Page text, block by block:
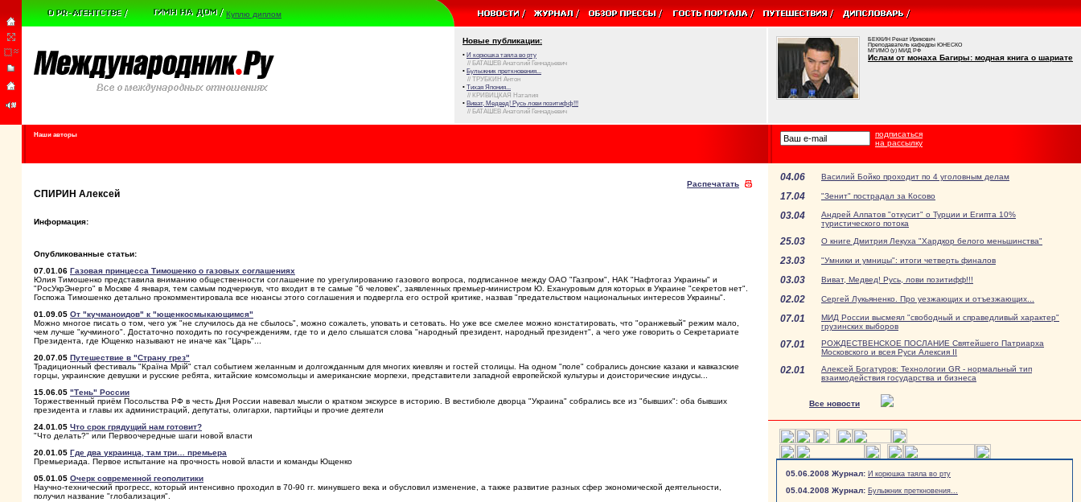
Куплю диплом
Новые публикации:
• И корюшка таяла во рту
// БАТАШЕВ Анатолий Геннадьевич
• Булыжник преткновения...
// ТРУБКИН Антон
• Тихая Япония...
// КРИВИЦКАЯ Наталия
• Виват, Медвед! Русь лови позитифф!!!
// БАТАШЕВ Анатолий Геннадьевич
БЕККИН Ренат Ирикович
Преподаватель кафедры ЮНЕСКО
МГИМО (у) МИД РФ
Ислам от монаха Багиры: модная книга о шариате
Наши авторы
подписаться
на рассылку
Распечатать
СПИРИН Алексей
Информация:
Опубликованные статьи:
07.01.06 Газовая принцесса Тимошенко о газовых соглашениях
Юлия Тимошенко представила вниманию общественности соглашение по урегулированию газового вопроса, подписанное между ОАО "Газпром", НАК "Нафтогаз Украины" и
"РосУкрЭнерго" в Москве 4 января, тем самым подчеркнув, что входит в те самые "6 человек", заявленных премьер-министром Ю. Ехануровым для которых в Украине "секретов нет".
Госпожа Тимошенко детально прокомментировала все нюансы этого соглашения и подвергла его острой критике, назвав "предательством национальных интересов Украины".
01.09.05 От "кучманоидов" к "ющенкосмыкающимся"
Можно многое писать о том, чего уж "не случилось да не сбылось", можно сожалеть, уповать и сетовать. Но уже все смелее можно констатировать, что "оранжевый" режим мало,
чем лучше "кучминого". Достаточно походить по госучреждениям, где то и дело слышатся слова "народный президент, народный президент", а чего уже говорить о Секретариате
Президента, где Ющенко называют не иначе как "Царь"...
20.07.05 Путешествие в "Страну грез"
Традиционный фестиваль "Країна Мрій" стал событием желанным и долгожданным для многих киевлян и гостей столицы. На одном "поле" собрались донские казаки и кавказские
горцы, украинские девушки и русские ребята, китайские комсомольцы и американские морпехи, представители западной европейской культуры и доисторические индусы...
15.06.05 "Тень" России
Торжественный приём Посольства РФ в честь Дня России навевал мысли о кратком экскурсе в историю. В вестибюле дворца "Украина" собрались все из "бывших": оба бывших
президента и главы их администраций, депутаты, олигархи, партийцы и прочие деятели
24.01.05 Что срок грядущий нам готовит?
"Что делать?" или Первоочередные шаги новой власти
20.01.05 Где два украинца, там три… премьера
Премьериада. Первое испытание на прочность новой власти и команды Ющенко
05.01.05 Очерк современной геополитики
Научно-технический прогресс, который интенсивно проходил в 70-90 гг. минувшего века и обусловил изменение, а также развитие разных сфер экономической деятельности,
получил название "глобализация".
04.06 Василий Бойко проходит по 4 уголовным делам
17.04 "Зенит" пострадал за Косово
03.04
Андрей Алпатов "откусит" о Турции и Египта 10%
туристического потока
25.03 О книге Дмитрия Лекуха "Хардкор белого меньшинства"
23.03 "Умники и умницы": итоги четверть финалов
03.03 Виват, Медвед! Русь, лови позитифф!!!
02.02 Сергей Лукьяненко. Про уезжающих и отъезжающих...
07.01
МИД России высмеял "свободный и справедливый характер"
грузинских выборов
07.01
РОЖДЕСТВЕНСКОЕ ПОСЛАНИЕ Святейшего Патриарха
Московского и всея Руси Алексия II
02.01
Алексей Богатуров: Технологии GR - нормальный тип
взаимодействия государства и бизнеса
Все новости
05.06.2008 Журнал: И корюшка таяла во рту
05.04.2008 Журнал: Булыжник преткновения...